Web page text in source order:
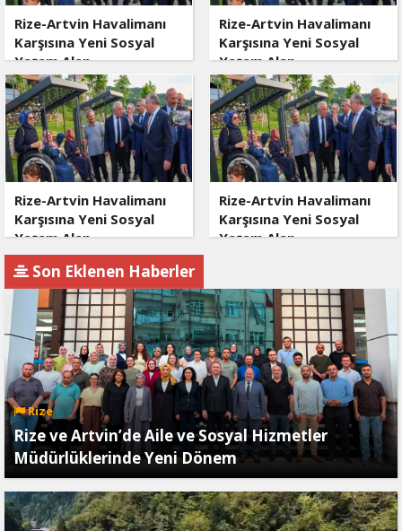
Rize-Artvin Havalimanı
Karşısına Yeni Sosyal
Yaşam Alan
Rize-Artvin Havalimanı
Karşısına Yeni Sosyal
Yaşam Alan
Rize-Artvin Havalimanı
Karşısına Yeni Sosyal
Yaşam Alan
Rize-Artvin Havalimanı
Karşısına Yeni Sosyal
Yaşam Alan
Son Eklenen Haberler
Rize
Rize ve Artvin’de Aile ve Sosyal Hizmetler
Müdürlüklerinde Yeni Dönem